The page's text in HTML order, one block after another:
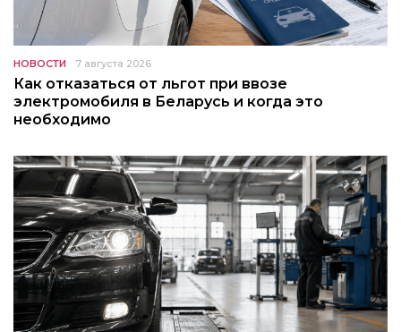
НОВОСТИ 7 августа 2026
Как отказаться от льгот при ввозе
электромобиля в Беларусь и когда это
необходимо